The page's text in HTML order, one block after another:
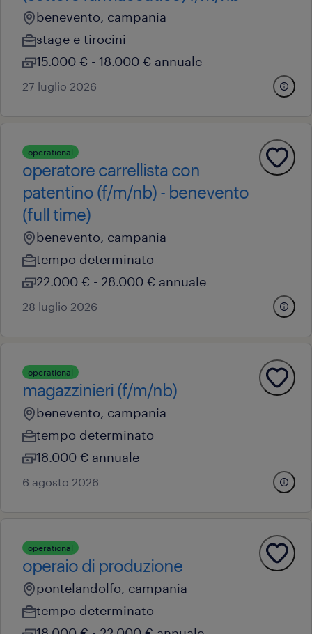
benevento, campania
stage e tirocini
15.000 € - 18.000 € annuale
27 luglio 2026
operational
operatore carrellista con
patentino (f/m/nb) - benevento
(full time)
benevento, campania
tempo determinato
22.000 € - 28.000 € annuale
28 luglio 2026
operational
magazzinieri (f/m/nb)
benevento, campania
tempo determinato
18.000 € annuale
6 agosto 2026
operational
operaio di produzione
pontelandolfo, campania
tempo determinato